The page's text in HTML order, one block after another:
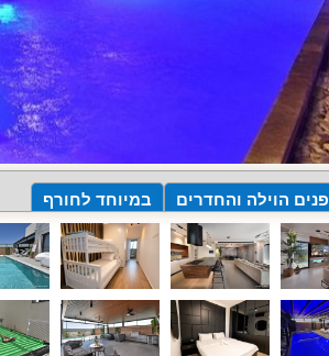
פנים הוילה והחדרים במיוחד לחורף